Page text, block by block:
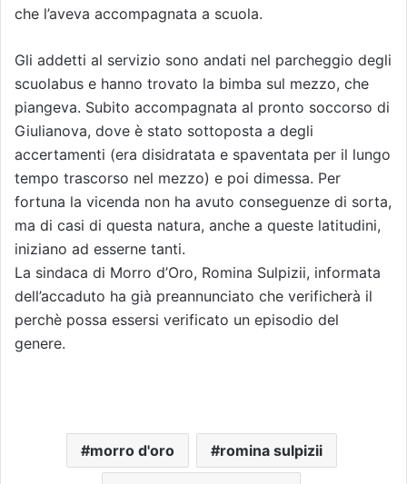
che l’aveva accompagnata a scuola.
Gli addetti al servizio sono andati nel parcheggio degli
scuolabus e hanno trovato la bimba sul mezzo, che
piangeva. Subito accompagnata al pronto soccorso di
Giulianova, dove è stato sottoposta a degli
accertamenti (era disidratata e spaventata per il lungo
tempo trascorso nel mezzo) e poi dimessa. Per
fortuna la vicenda non ha avuto conseguenze di sorta,
ma di casi di questa natura, anche a queste latitudini,
iniziano ad esserne tanti.
La sindaca di Morro d’Oro, Romina Sulpizii, informata
dell’accaduto ha già preannunciato che verificherà il
perchè possa essersi verificato un episodio del
genere.
morro d'oro romina sulpizii